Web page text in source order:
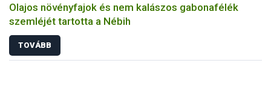
Olajos növényfajok és nem kalászos gabonafélék
szemléjét tartotta a Nébih
TOVÁBB